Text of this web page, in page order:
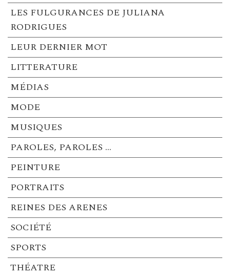
LES FULGURANCES DE JULIANA
RODRIGUES
LEUR DERNIER MOT
LITTERATURE
MÉDIAS
MODE
MUSIQUES
PAROLES, PAROLES …
PEINTURE
PORTRAITS
REINES DES ARENES
SOCIÉTÉ
SPORTS
THÉATRE